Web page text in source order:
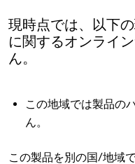
現時点では、以下
に関するオンライ
ん。
この地域では製品の
ん。
この製品を別の国/地域